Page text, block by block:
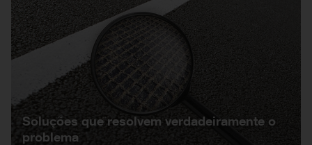
Soluções que resolvem verdadeiramente o
problema